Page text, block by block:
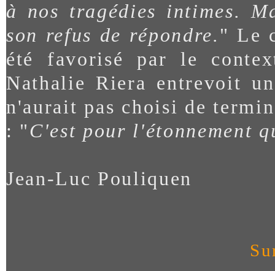
à nos tragédies intimes.
son refus de répondre. " Le
été favorisé par le
Nathalie Riera entrevoit
n'aurait pas choisi de
: "C'est pour l'étonnement
Jean-Luc Pouliquen